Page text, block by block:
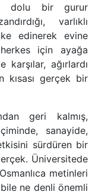
dolu bir gurur
varlıklı
edinerek evine
için ayağa
karşılar, ağırlardı
kısası gerçek bir
geri kalmış,
sanayide,
sürdüren bir
Üniversitede
metinleri
ne denli önemli